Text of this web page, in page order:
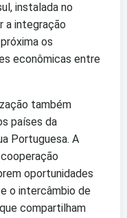
instalada no
a integração
os
econômicas entre
também
países da
Portuguesa. A
oportunidades
o intercâmbio de
compartilham